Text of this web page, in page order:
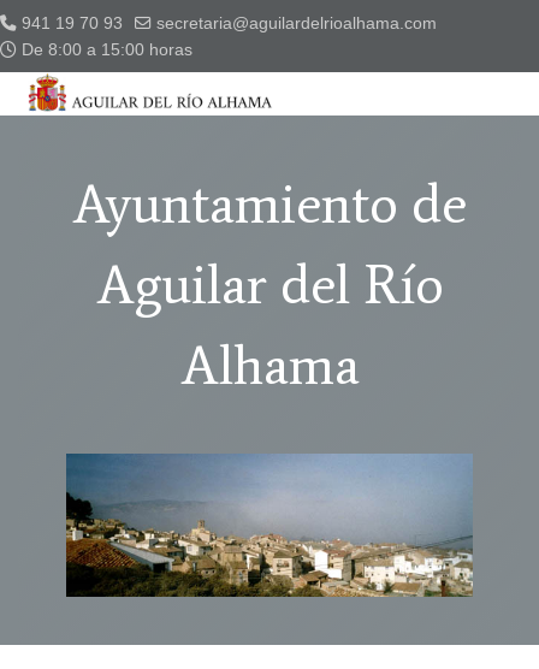
941 19 70 93
secretaria@aguilardelrioalhama.com
De 8:00 a 15:00 horas
Ayuntamiento de
Aguilar del Río
Alhama